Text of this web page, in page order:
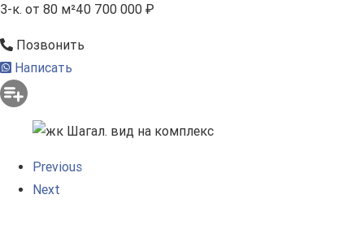
3-к. от 80 м²40 700 000 ₽
Позвонить
Написать
Previous
Next